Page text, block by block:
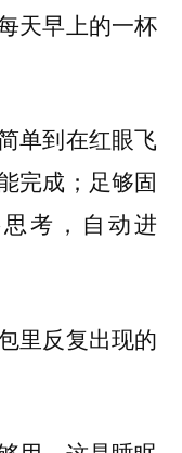
天早上的一杯
到在红眼飞
完成； 足够固
考，自动进
里反复出现的